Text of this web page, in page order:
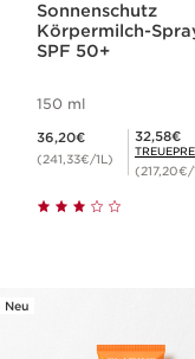
Sonnenschutz
Körpermilch-
SPF 50+
150 ml
36,20€
(241,33€/1L)
Mitgliederpreis 32,58€
32,58€
(217,20€/
Neu